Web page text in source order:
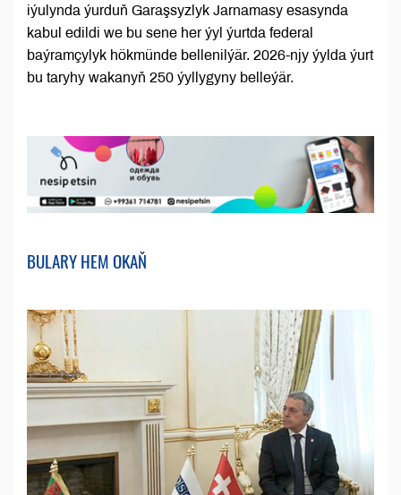
iýulynda ýurduň Garaşsyzlyk Jarnamasy esasynda
kabul edildi we bu sene her ýyl ýurtda federal
baýramçylyk hökmünde bellenilýär. 2026-njy ýylda ýurt
bu taryhy wakanyň 250 ýyllygyny belleýär.
BULARY HEM OKAŇ